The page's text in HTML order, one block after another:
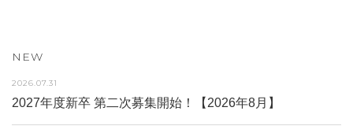
NEW
2026.07.31
2027年度新卒 第二次募集開始！【2026年8月】